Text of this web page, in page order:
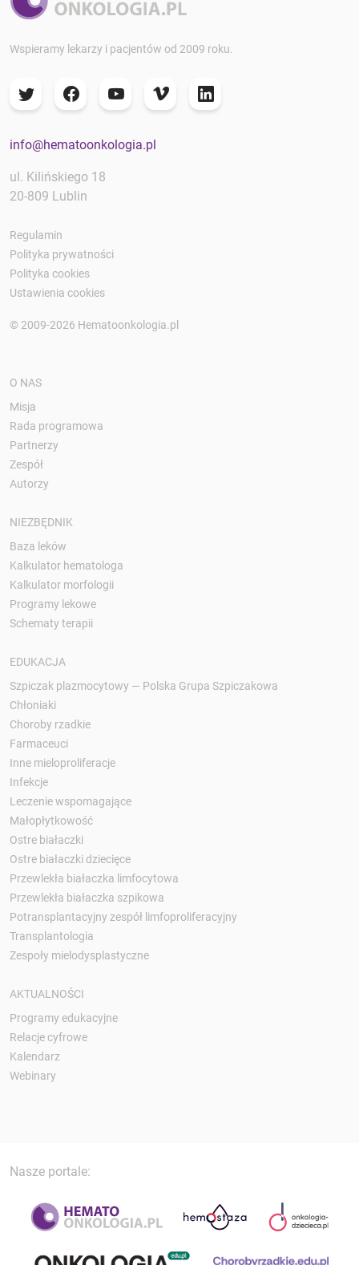
Wspieramy lekarzy i pacjentów od 2009 roku.
info@hematoonkologia.pl
ul. Kilińskiego 18
20-809 Lublin
Regulamin
Polityka prywatności
Polityka cookies
Ustawienia cookies
© 2009-2026 Hematoonkologia.pl
O NAS
Misja
Rada programowa
Partnerzy
Zespół
Autorzy
NIEZBĘDNIK
Baza leków
Kalkulator hematologa
Kalkulator morfologii
Programy lekowe
Schematy terapii
EDUKACJA
Szpiczak plazmocytowy — Polska Grupa Szpiczakowa
Chłoniaki
Choroby rzadkie
Farmaceuci
Inne mieloproliferacje
Infekcje
Leczenie wspomagające
Małopłytkowość
Ostre białaczki
Ostre białaczki dziecięce
Przewlekła białaczka limfocytowa
Przewlekła białaczka szpikowa
Potransplantacyjny zespół limfoproliferacyjny
Transplantologia
Zespoły mielodysplastyczne
AKTUALNOŚCI
Programy edukacyjne
Relacje cyfrowe
Kalendarz
Webinary
Nasze portale: